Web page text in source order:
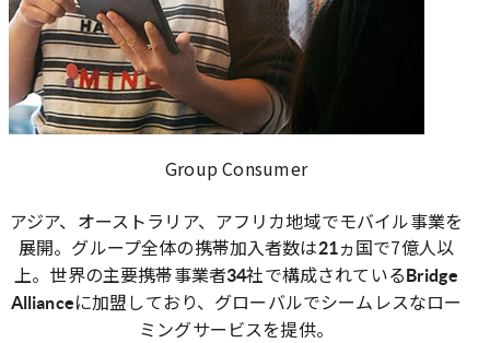
Group Consumer
アジア、オーストラリア、アフリカ地域でモバイル事業を
展開。グループ全体の携帯加入者数は21ヵ国で7億人以
上。世界の主要携帯事業者34社で構成されているBridge
Allianceに加盟しており、グローバルでシームレスなロー
ミングサービスを提供。